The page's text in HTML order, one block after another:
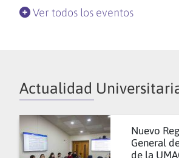
Ver todos los eventos
Actualidad
Nuevo
General
de la